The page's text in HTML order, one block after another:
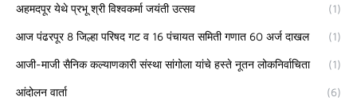
अहमदपूर येथे प्रभू श्री विश्वकर्मा जयंती उत्सव (1)
आज पंढरपूर 8 जिल्हा परिषद गट व 16 पंचायत समिती गणात 60 अर्ज दाखल (1)
आजी-माजी सैनिक कल्याणकारी संस्था सांगोला यांचे हस्ते नूतन लोकनिर्वाचिता (1)
आंदोलन वार्ता (6)